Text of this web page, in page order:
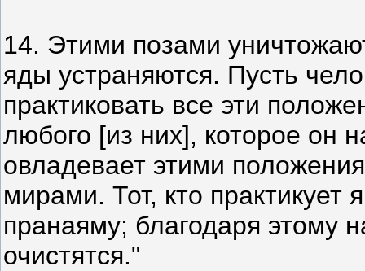
14. Этими позами
яды устраняются. Пусть
практиковать все эти
любого [из них], которое он
овладевает этими
мирами. Тот, кто практикует
пранаяму; благодаря этому
очистятся."